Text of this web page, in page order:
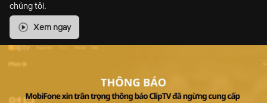
chúng tôi.
Xem ngay